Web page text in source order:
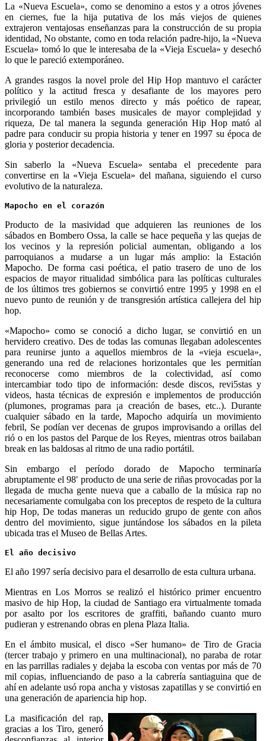
La «Nueva Escuela», como se denomino a estos y a otros jóvenes
en ciernes, fue la hija putativa de los más viejos de quienes
extrajeron ventajosas enseñanzas para la construcción de su propia
identidad, No obstante, como en toda relación padre-hijo, la «Nueva
Escuela» tomó lo que le interesaba de la «Vieja Escuela» y desechó
lo que le pareció extemporáneo.
A grandes rasgos la novel prole del Hip Hop mantuvo el carácter
político y la actitud fresca y desafiante de los mayores pero
privilegió un estilo menos directo y más poético de rapear,
incorporando también bases musicales de mayor complejidad y
riqueza, De tal manera la segunda generación Hip Hop mató al
padre para conducir su propia historia y tener en 1997 su época de
gloria y posterior decadencia.
Sin saberlo la «Nueva Escuela» sentaba el precedente para
convertirse en la «Vieja Escuela» del mañana, siguiendo el curso
evolutivo de la naturaleza.
Mapocho en el corazón
Producto de la masividad que adquieren las reuniones de los
sábados en Bombero Ossa, la calle se hace pequeña y las quejas de
los vecinos y la represión policial aumentan, obligando a los
parroquianos a mudarse a un lugar más amplio: la Estación
Mapocho. De forma casi poética, el patio trasero de uno de los
espacios de mayor ritualidad simbólica para las políticas culturales
de los últimos tres gobiernos se convirtió entre 1995 y 1998 en el
nuevo punto de reunión y de transgresión artística callejera del hip
hop.
«Mapocho» como se conoció a dicho lugar, se convirtió en un
hervidero creativo. Des de todas las comunas llegaban adolescentes
para reunirse junto a aquellos miembros de la «vieja escuela»,
generando una red de relaciones horizontales que les permitían
reconocerse como miembros de la colectividad, así como
intercambiar todo tipo de información: desde discos, revi5stas y
videos, hasta técnicas de expresión e implementos de producción
(plumones, programas para ¡a creación de bases, etc..). Durante
cualquier sábado en la tarde, Mapocho adquiría un movimiento
febril, Se podían ver decenas de grupos improvisando a orillas del
rió o en los pastos del Parque de los Reyes, mientras otros bailaban
break en las baldosas al ritmo de una radio portátil.
Sin embargo el período dorado de Mapocho terminaría
abruptamente el 98′ producto de una serie de riñas provocadas por la
llegada de mucha gente nueva que a caballo de la música rap no
necesariamente comulgaba con los preceptos de respeto de la cultura
hip Hop, De todas maneras un reducido grupo de gente con años
dentro del movimiento, sigue juntándose los sábados en la pileta
ubicada tras el Museo de Bellas Artes.
El año decisivo
El año 1997 sería decisivo para el desarrollo de esta cultura urbana.
Mientras en Los Morros se realizó el histórico primer encuentro
masivo de hip Hop, la ciudad de Santiago era virtualmente tomada
por asalto por los escritores de graffiti, bañando cuanto muro
pudieran y estrenando obras en plena Plaza Italia.
En el ámbito musical, el disco «Ser humano» de Tiro de Gracia
(tercer trabajo y primero en una multinacional), no paraba de rotar
en las parrillas radiales y dejaba la escoba con ventas por más de 70
mil copias, influenciando de paso a la cabrería santiaguina que de
ahí en adelante usó ropa ancha y vistosas zapatillas y se convirtió en
una generación de apariencia hip hop.
La masificación del rap,
gracias a los Tiro, generó